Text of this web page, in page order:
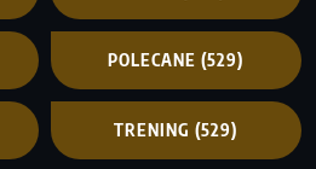
POLECANE (529)
TRENING (529)